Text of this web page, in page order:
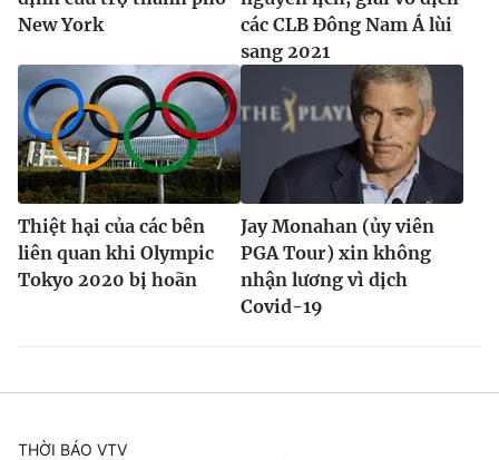
Ðiện thoại Thời báo VTV:
024.66 897 897
Liên hệ quảng cáo:
024-7300.7108
® Cấm sao chép dưới mọi hình thức nếu không có sự chấp
New York
các CLB Đông Nam Á lùi
sang 2021
Thiệt hại của các bên
liên quan khi Olympic
Tokyo 2020 bị hoãn
Jay Monahan (ủy viên
PGA Tour) xin không
nhận lương vì dịch
Covid-19
THỜI BÁO VTV